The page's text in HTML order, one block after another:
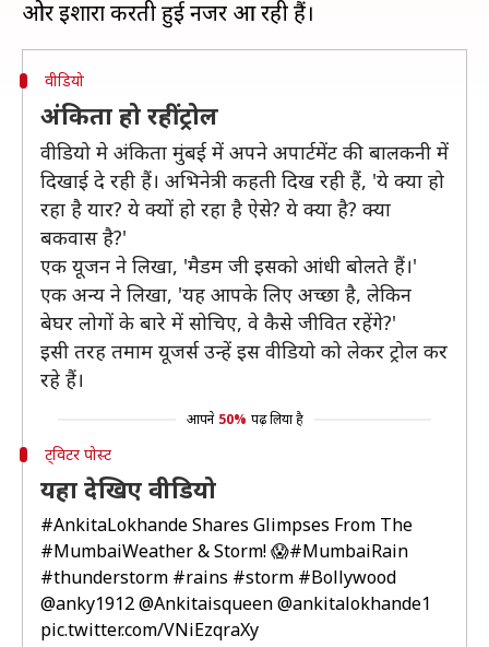
वीडियो
अंकिता हो रहीं ट्रोल
वीडियो मे अंकिता मुंबई में अपने अपार्टमेंट की बालकनी में
दिखाई दे रही हैं। अभिनेत्री कहती दिख रही हैं, 'ये क्या हो
रहा है यार? ये क्यों हो रहा है ऐसे? ये क्या है? क्या
बकवास है?'
एक यूजन ने लिखा, 'मैडम जी इसको आंधी बोलते हैं।'
एक अन्य ने लिखा, 'यह आपके लिए अच्छा है, लेकिन
बेघर लोगों के बारे में सोचिए, वे कैसे जीवित रहेंगे?'
इसी तरह तमाम यूजर्स उन्हें इस वीडियो को लेकर ट्रोल कर
रहे हैं।
आपने 50% पढ़ लिया है
ट्विटर पोस्ट
यहा देखिए वीडियो
#AnkitaLokhandeShares Glimpses From The
#MumbaiWeather& Storm! 😱#MumbaiRain
#thunderstorm #rains #storm #Bollywood
@anky1912@Ankitaisqueen@ankitalokhande1
pic.twitter.com/VNiEzqraXy